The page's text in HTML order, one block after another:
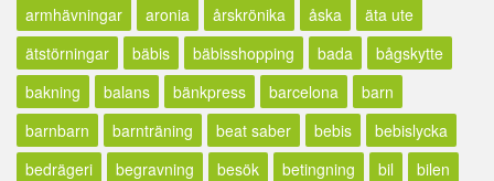
armhävningar
aronia årskrönika åska
äta ute
ätstörningar
bäbis bäbisshopping bada
bågskytte
bakning
balans bänkpress barcelona
barn
barnbarn
barnträning beat saber bebis
bebislycka
bedrägeri
begravning besök betingning bil
bilen